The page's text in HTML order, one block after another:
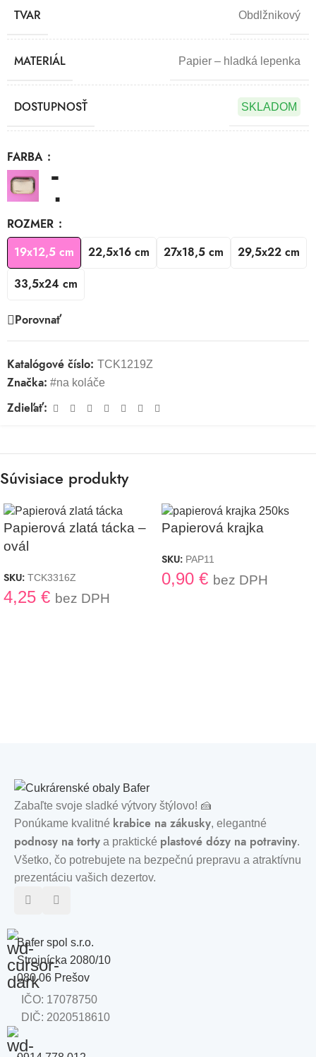
TVAR Obdlžnikový
MATERIÁL Papier – hladká lepenka
DOSTUPNOSŤ SKLADOM
FARBA
ROZMER
19x12,5 cm
22,5x16 cm 27x18,5 cm 29,5x22 cm
33,5x24 cm
Porovnať
Katalógové číslo: TCK1219Z
Značka: #na koláče
Zdieľať:
Súvisiace produkty
Papierová zlatá tácka –
ovál
SKU: TCK3316Z
4,25 € bez DPH
Papierová krajka
SKU: PAP11
0,90 € bez DPH
Zabaľte svoje sladké výtvory štýlovo! 🍰
Ponúkame kvalitné krabice na zákusky, elegantné
podnosy na torty a praktické plastové dózy na potraviny.
Všetko, čo potrebujete na bezpečnú prepravu a atraktívnu
prezentáciu vašich dezertov.
Bafer spol s.r.o.
Strojnícka 2080/10
080 06 Prešov
IČO: 17078750
DIČ: 2020518610